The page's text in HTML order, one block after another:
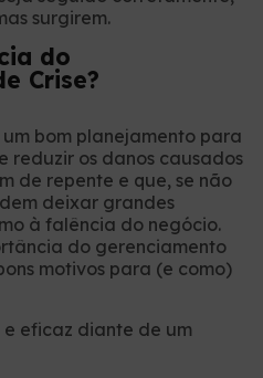
surgirem.
do
Crise?
bom planejamento para
reduzir os danos causados
de repente e que, se não
deixar grandes
à falência do negócio.
do gerenciamento
motivos para (e como)
eficaz diante de um